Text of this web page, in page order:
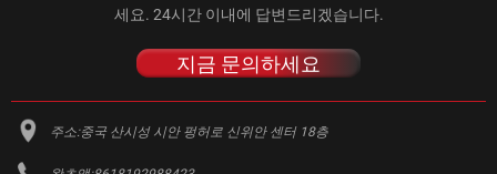
세요. 24시간 이내에 답변드리겠습니다.
지금 문의하세요
주소:중국 산시성 시안 펑허로 신위안 센터 18층